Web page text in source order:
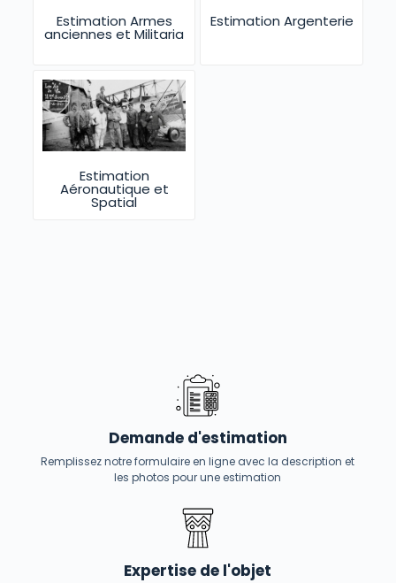
Estimation Armes
anciennes et Militaria
Estimation Argenterie
Estimation
Aéronautique et
Spatial
Demande d'estimation
Remplissez notre formulaire en ligne avec la description et
les photos pour une estimation
Expertise de l'objet